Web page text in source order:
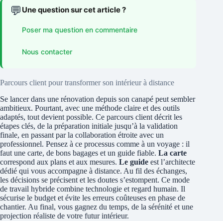
💬 Une question sur cet article ?
Poser ma question en commentaire
Nous contacter
Parcours client pour transformer son intérieur à distance
Se lancer dans une rénovation depuis son canapé peut sembler
ambitieux. Pourtant, avec une méthode claire et des outils
adaptés, tout devient possible. Ce parcours client décrit les
étapes clés, de la préparation initiale jusqu’à la validation
finale, en passant par la collaboration étroite avec un
professionnel. Pensez à ce processus comme à un voyage : il
faut une carte, de bons bagages et un guide fiable. La carte
correspond aux plans et aux mesures. Le guide est l’architecte
dédié qui vous accompagne à distance. Au fil des échanges,
les décisions se précisent et les doutes s’estompent. Ce mode
de travail hybride combine technologie et regard humain. Il
sécurise le budget et évite les erreurs coûteuses en phase de
chantier. Au final, vous gagnez du temps, de la sérénité et une
projection réaliste de votre futur intérieur.